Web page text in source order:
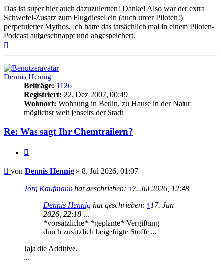
Das ist super hier auch dazuzulernen! Danke! Also war der extra
Schwefel-Zusatz zum Flugdiesel ein (auch unter Piloten!)
perpetuierter Mythos. Ich hatte das tatsächlich mal in einem Piloten-
Podcast aufgeschnappt und abgespeichert.
Dennis Hennig
Beiträge: 1126
Registriert: 22. Dez 2007, 00:49
Wohnort: Wohnung in Berlin, zu Hause in der Natur
möglichst weit jenseits der Stadt
Re: Was sagt Ihr Chemtrailern?
Beitrag
von Dennis Hennig » 8. Jul 2026, 01:07
Jörg Kaufmann hat geschrieben: ↑7. Jul 2026, 12:48
Dennis Hennig hat geschrieben: ↑ 17. Jun
2026, 22:18 ...
*vorsätzliche* *geplante* Vergiftung
durch zusätzlich beigefügte Stoffe ...
Jaja die Additive.
...